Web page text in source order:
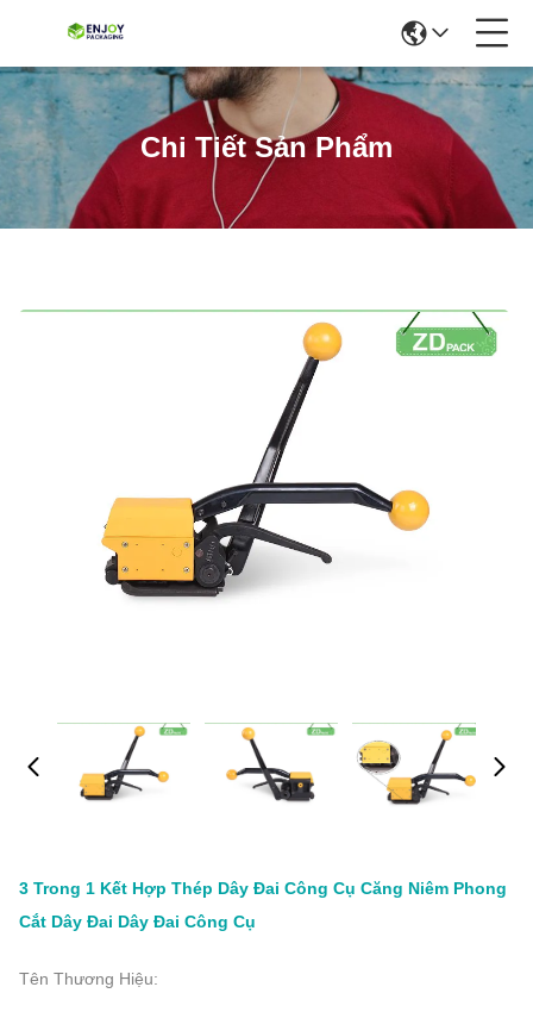
Chi Tiết Sản Phẩm
3 Trong 1 Kết Hợp Thép Dây Đai Công Cụ Căng Niêm Phong
Cắt Dây Đai Dây Đai Công Cụ
Tên Thương Hiệu: